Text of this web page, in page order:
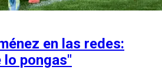
en las redes:
lo pongas"